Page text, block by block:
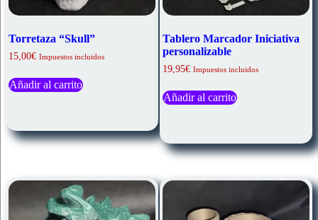
Torretaza “Skull”
15,00€ Impuestos incluidos
Añadir al carrito
Tablero Marcador Iniciativa
personalizable
19,95€ Impuestos incluidos
Añadir al carrito